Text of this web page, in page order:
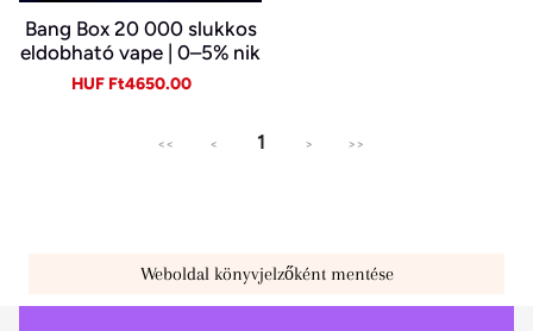
Bang Box 20 000 slukkos
eldobható vape | 0–5% nik
otin | újratölthető, Type-C
Sale
HUF Ft4650.00
<< < 1 > >>
Weboldal könyvjelzőként mentése